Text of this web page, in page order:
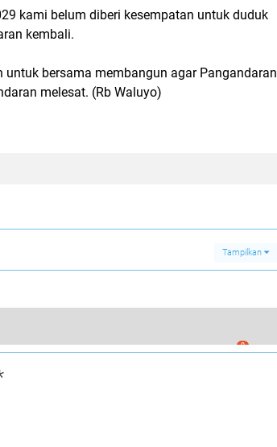
kami belum diberi kesempatan untuk duduk
kembali.
bersama membangun agar Pangandaran
melesat. (Rb Waluyo)
Tampilkan
priode.2019-2024 .
0